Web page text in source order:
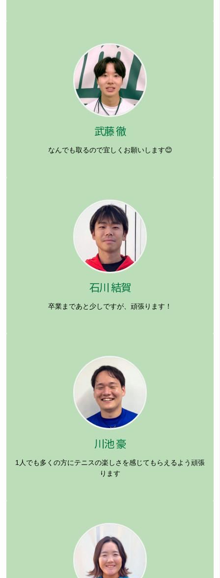
武藤 徹
なんでも取るので宜しくお願いします😊
石川 結賀
卒業まであと少しですが、頑張ります！
川池 豪
1人でも多くの方にテニスの楽しさを感じてもらえるよう頑張
ります